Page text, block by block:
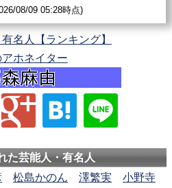
08/09 05:28時点)
名人【ランキング】
ホネイター
た芸能人・有名人
松島かのん 澤繁実
小野寺